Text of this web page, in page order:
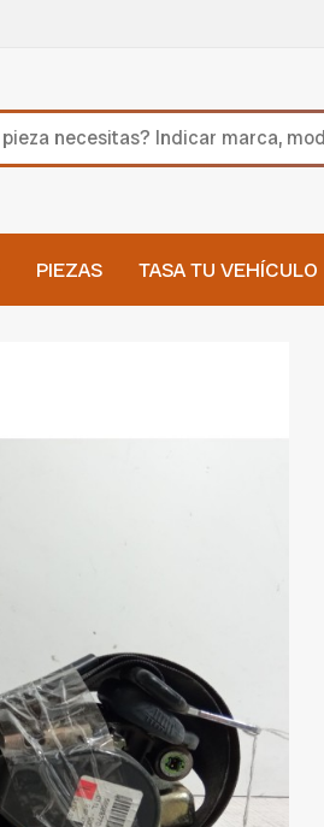
PIEZAS TASA TU VEHÍCULO